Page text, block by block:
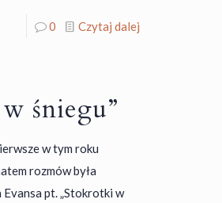
0 Czytaj dalej
śniegu”
w tym roku
rozmów była
pt. „Stokrotki w